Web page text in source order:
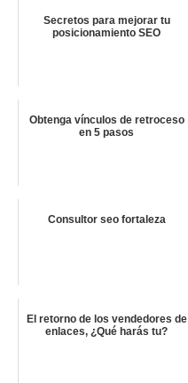
Secretos para mejorar tu
posicionamiento SEO
Obtenga vínculos de retroceso
en 5 pasos
Consultor seo fortaleza
El retorno de los vendedores de
enlaces, ¿Qué harás tu?